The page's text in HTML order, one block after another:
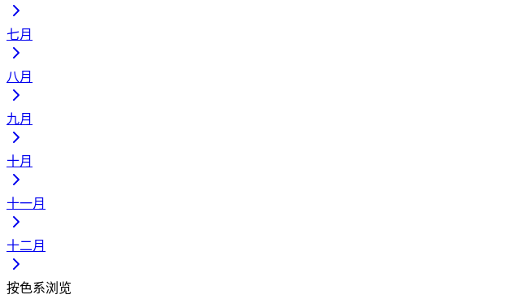
七月
八月
九月
十月
十一月
十二月
按色系浏览